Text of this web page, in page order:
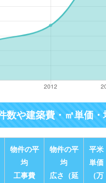
数や建築費・㎡単価
物件の平
均
工事費
物件の平
均
広さ（延
平米
単価
（万